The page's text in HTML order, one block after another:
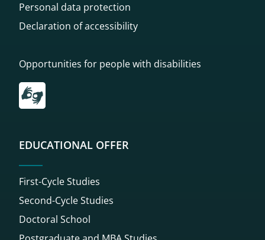
Personal data protection
Declaration of accessibility
Opportunities for people with disabilities
Przekierowanie do tłumacza on-line języka migowego
EDUCATIONAL OFFER
First-Cycle Studies
Second-Cycle Studies
Doctoral School